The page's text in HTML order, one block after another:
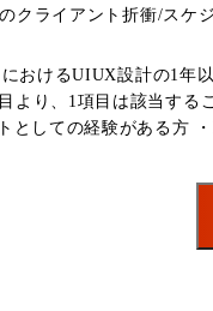
でマネジメントを行っ
クライアント折衝/スケ
おけるUIUX設計の1
としての経験がある方